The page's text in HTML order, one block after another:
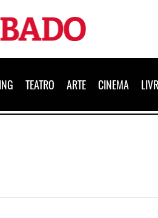
TEATRO ARTE CINEMA